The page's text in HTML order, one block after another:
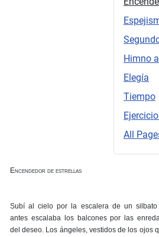
Himno
Elegía
Tiempo
All
Encendedor de estrellas
Subí al cielo por la escalera de un silbato
antes escalaba los balcones por las
del deseo. Los ángeles, vestidos de los ojos